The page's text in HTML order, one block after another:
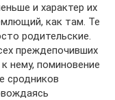
и характер их
как там. Те
родительские.
преждепочивших
нему, поминовение
сродников